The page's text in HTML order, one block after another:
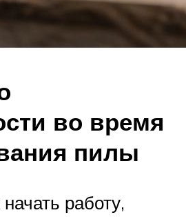
во время
пилы
работу,